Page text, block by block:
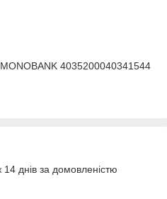
4035200040341544
днів за домовленістю